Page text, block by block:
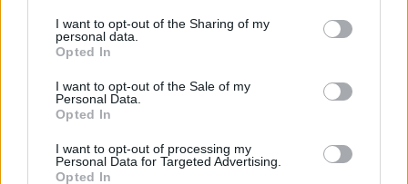
not limited to your visit or usage behaviour. You may click to
grant or deny consent to Google and its third-party tags to
use your data for below specified purposes in below Google
consent section.
I want to opt-out of the Sharing of my
personal data.
Opted In
I want to opt-out of the Sale of my
Personal Data.
Opted In
I want to opt-out of processing my
Personal Data for Targeted Advertising.
Opted In